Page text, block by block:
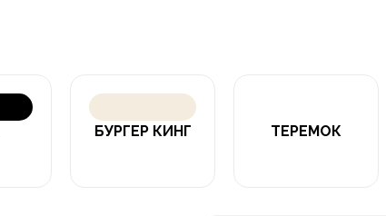
БУРГЕР КИНГ ТЕРЕМОК